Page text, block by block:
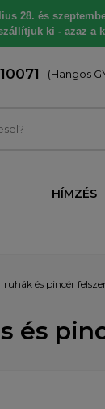
28. és
ki - azaz a
(Hangos
HÍMZÉS
ruhák és pincér
és